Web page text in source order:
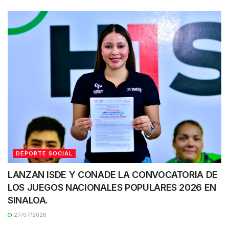
DEPORTE SOCIAL
LANZAN ISDE Y CONADE LA CONVOCATORIA DE
LOS JUEGOS NACIONALES POPULARES 2026 EN
SINALOA.
27/07/2026